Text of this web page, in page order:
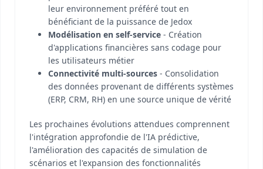
leur environnement préféré tout en
bénéficiant de la puissance de Jedox
Modélisation en self-service - Création
d'applications financières sans codage pour
les utilisateurs métier
Connectivité multi-sources - Consolidation
des données provenant de différents systèmes
(ERP, CRM, RH) en une source unique de vérité
Les prochaines évolutions attendues comprennent
l'intégration approfondie de l'IA prédictive,
l'amélioration des capacités de simulation de
scénarios et l'expansion des fonctionnalités